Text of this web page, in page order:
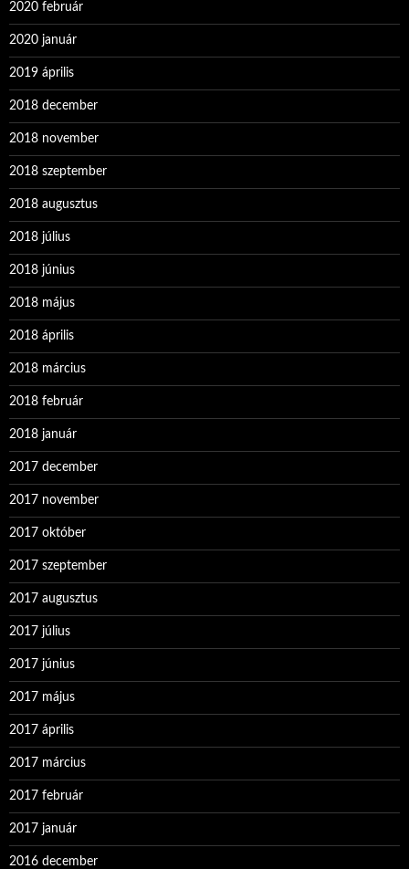
2020 február
2020 január
2019 április
2018 december
2018 november
2018 szeptember
2018 augusztus
2018 július
2018 június
2018 május
2018 április
2018 március
2018 február
2018 január
2017 december
2017 november
2017 október
2017 szeptember
2017 augusztus
2017 július
2017 június
2017 május
2017 április
2017 március
2017 február
2017 január
2016 december